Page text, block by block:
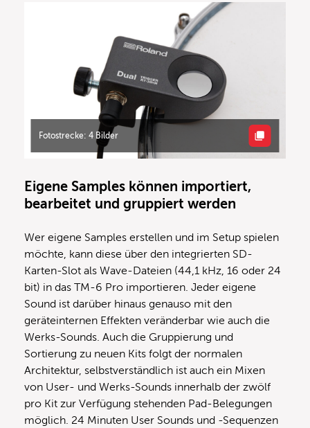
Fotostrecke: 4 Bilder
Eigene Samples können importiert,
bearbeitet und gruppiert werden
Wer eigene Samples erstellen und im Setup spielen
möchte, kann diese über den integrierten SD-
Karten-Slot als Wave-Dateien (44,1 kHz, 16 oder 24
bit) in das TM-6 Pro importieren. Jeder eigene
Sound ist darüber hinaus genauso mit den
geräteinternen Effekten veränderbar wie auch die
Werks-Sounds. Auch die Gruppierung und
Sortierung zu neuen Kits folgt der normalen
Architektur, selbstverständlich ist auch ein Mixen
von User- und Werks-Sounds innerhalb der zwölf
pro Kit zur Verfügung stehenden Pad-Belegungen
möglich. 24 Minuten User Sounds und -Sequenzen